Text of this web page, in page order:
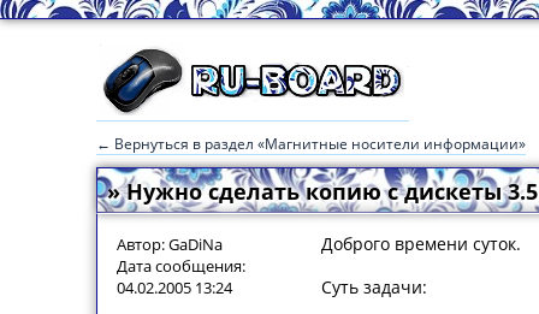
← Вернуться в раздел «Магнитные носители информации»
» Нужно сделать копию с дискеты 3.5
Автор: GaDiNa
Дата сообщения:
04.02.2005 13:24
Доброго времени суток.
Суть задачи: